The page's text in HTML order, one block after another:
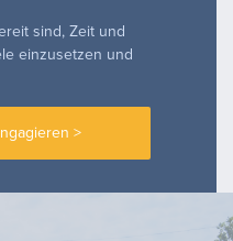
sind, Zeit und
einzusetzen und
>